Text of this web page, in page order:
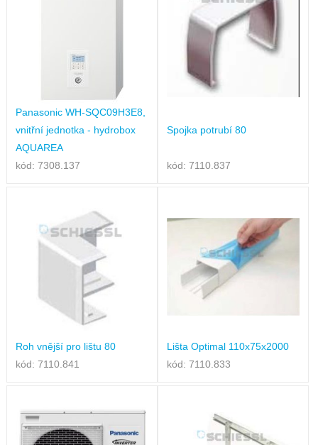
Panasonic WH-SQC09H3E8,
vnitřní jednotka - hydrobox
AQUAREA
kód: 7308.137
Spojka potrubí 80
kód: 7110.837
Roh vnější pro lištu 80
kód: 7110.841
Lišta Optimal 110x75x2000
kód: 7110.833